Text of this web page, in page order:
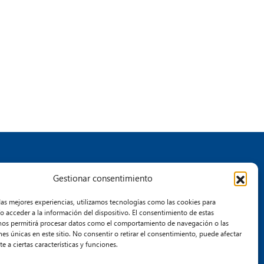
Gestionar consentimiento
mejores experiencias, utilizamos tecnologías como las cookies para
acceder a la información del dispositivo. El consentimiento de estas
permitirá procesar datos como el comportamiento de navegación o las
únicas en este sitio. No consentir o retirar el consentimiento, puede afectar
a ciertas características y funciones.
Únete Contacto